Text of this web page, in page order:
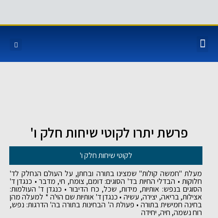
פרשת יתרו לקוטי שיחות חלק ו'
לקוטי שיחות חלק ו'
מעלת "חמשה קולות" שמצינו בתורה ובחתן, על העולם הנחלק לד'
חלוקות • הבדלי החיות בד' הסוגים: דומם, צומח, חי, מדבר • כנגדן ד'
הסוגים בנפש: אותיות, מידות, שכל, כח הדיבור • כנגדן ד' העולמות:
אצילות, בריאה, יצירה, עשיה • כנגדן ד' אותיות שם הוי'ה * למעלה מהן
בחינה חמישית בתורה • פעולת ה' הבחינות בתורה בה' הדרגות: נפש,
רוח נשמה, חיה, יחידה